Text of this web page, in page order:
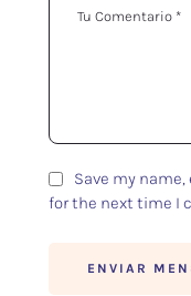
Save my
for the next time I
ENVIAR